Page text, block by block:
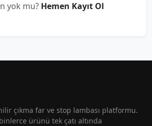
yok mu? Hemen Kayıt Ol
çıkma far ve stop lambası platformu.
ürünü tek çatı altında